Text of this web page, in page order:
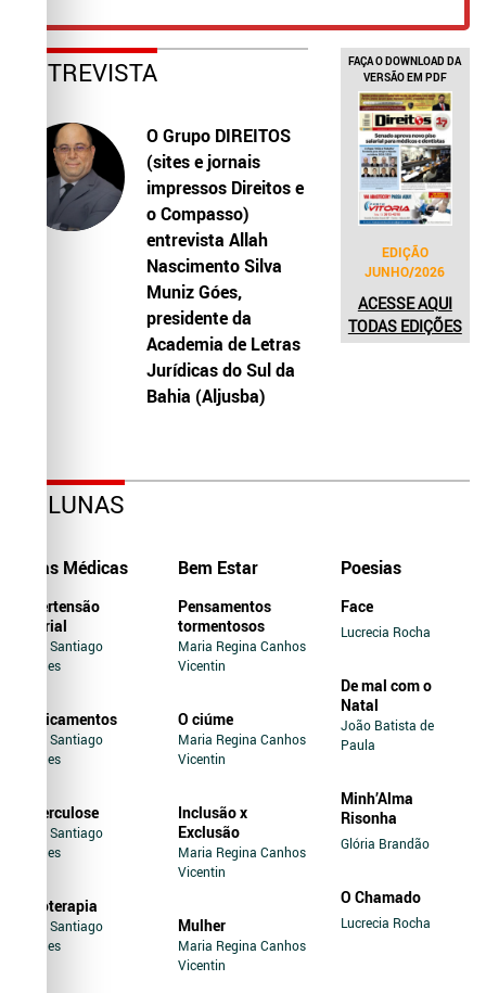
ENTREVISTA
O Grupo DIREITOS
(sites e jornais
impressos Direitos e
o Compasso)
entrevista Allah
Nascimento Silva
Muniz Góes,
presidente da
Academia de Letras
Jurídicas do Sul da
Bahia (Aljusba)
FAÇA O DOWNLOAD DA
VERSÃO EM PDF
EDIÇÃO
JUNHO/2026
ACESSE AQUI
TODAS EDIÇÕES
COLUNAS
Dicas Médicas
Hipertensão
Arterial
Jairo Santiago
Novaes
Medicamentos
Jairo Santiago
Novaes
Tuberculose
Jairo Santiago
Novaes
Soroterapia
Jairo Santiago
Novaes
Bem Estar
Pensamentos
tormentosos
Maria Regina Canhos
Vicentin
O ciúme
Maria Regina Canhos
Vicentin
Inclusão x
Exclusão
Maria Regina Canhos
Vicentin
Mulher
Maria Regina Canhos
Vicentin
Poesias
Face
Lucrecia Rocha
De mal com o
Natal
João Batista de
Paula
Minh’Alma
Risonha
Glória Brandão
O Chamado
Lucrecia Rocha